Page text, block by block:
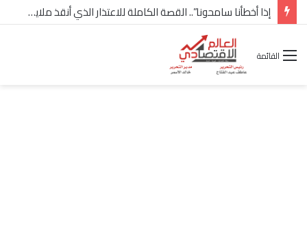
شركة “Scope Developments” تعلن تولي أحمد كمال عيسى منصب الرئيس التنفيذي للقطاع التجاري
القائمة